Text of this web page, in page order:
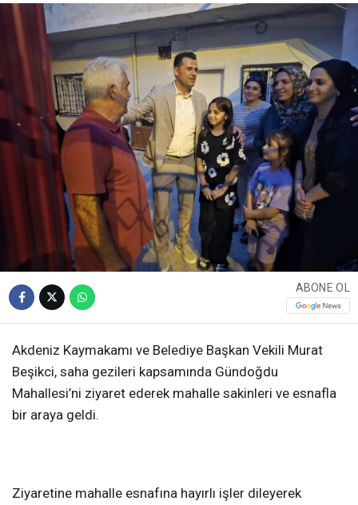
ABONE OL
Akdeniz Kaymakamı ve Belediye Başkan Vekili Murat
Beşikci, saha gezileri kapsamında Gündoğdu
Mahallesi’ni ziyaret ederek mahalle sakinleri ve esnafla
bir araya geldi.
Ziyaretine mahalle esnafına hayırlı işler dileyerek